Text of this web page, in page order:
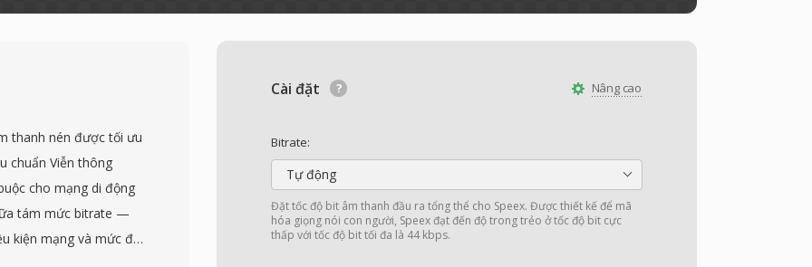
Nâng cao
Cài đặt
Bitrate:
Tự động
Đặt tốc độ bit âm thanh đầu ra tổng thể cho Speex. Được thiết kế để mã
hóa giọng nói con người, Speex đạt đến độ trong trẻo ở tốc độ bit cực
thấp với tốc độ bit tối đa là 44 kbps.
thanh nén được tối ưu
chuẩn Viễn thông
cho mạng di động
tám mức bitrate —
kiện mạng và mức độ